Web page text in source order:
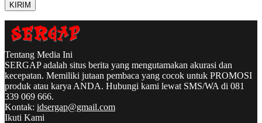
Tentang Media Ini
SERGAP adalah situs berita yang mengutamakan akurasi dan
kecepatan. Memiliki jutaan pembaca yang cocok untuk PROMOSI
produk atau karya ANDA. Hubungi kami lewat SMS/WA di 081
339 069 666.
Kontak: idsergap@gmail.com
Ikuti Kami